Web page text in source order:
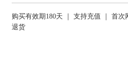
购买有效期180天 ｜ 支持充值 ｜ 首
退货